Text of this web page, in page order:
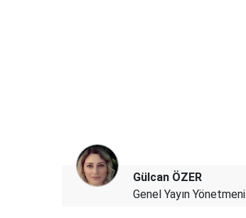
Gülcan ÖZER
Genel Yayın Yönetmeni